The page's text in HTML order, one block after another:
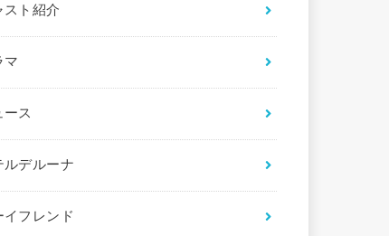
スト紹介
マ
ース
ルデルーナ
イフレンド